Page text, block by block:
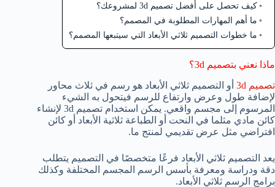
كيف تحصل على أفضل تصميم 3d لمشروعك؟
ما أهم المهارات المطلوبة في المصمم؟
ما خطوات التصميم ثلاثي الأبعاد التي سيتبعها المصمم؟
ماذا نعني بتصميم 3d؟
تصميم 3d
أو التصميم ثلاثي الأبعاد هو رسم في ثلاث محاور
لإضافة طول وعرض وارتفاع للرسم فيتحول به الشيء
المرسوم إلى مجسم واقعي. يمكن استخدام تصميم 3d لإنشاء
كائن مادي مثلما في النحت أو الطباعة ثلاثية الأبعاد أو كائن
افتراضي مثل عرض تقديمي لمنتج ما.
يعد التصميم ثلاثي الأبعاد فرعًا متخصصًا في التصميم يتطلب
دقة ودراسة ومعرفة بأسس الرسم المجسم المختلفة وكذلك
برامج الرسم ثلاثي الأبعاد.